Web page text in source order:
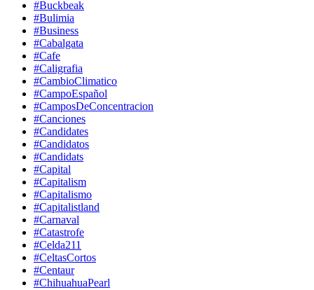
#Buckbeak
#Bulimia
#Business
#Cabalgata
#Cafe
#Caligrafia
#CambioClimatico
#CampoEspañol
#CamposDeConcentracion
#Canciones
#Candidates
#Candidatos
#Candidats
#Capital
#Capitalism
#Capitalismo
#Capitalistland
#Carnaval
#Catastrofe
#Celda211
#CeltasCortos
#Centaur
#ChihuahuaPearl